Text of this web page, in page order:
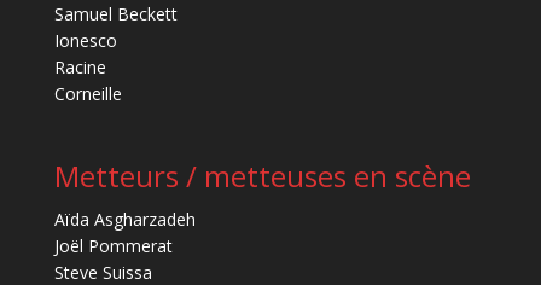
Samuel Beckett
Ionesco
Racine
Corneille
Metteurs / metteuses en scène
Aïda Asgharzadeh
Joël Pommerat
Steve Suissa